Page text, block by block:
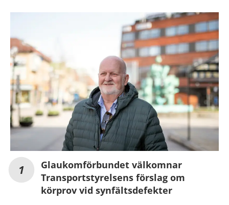
Glaukomförbundet välkomnar
Transportstyrelsens förslag om
körprov vid synfältsdefekter